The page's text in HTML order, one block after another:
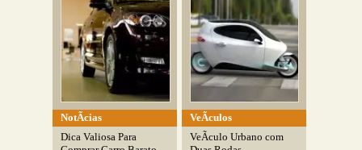
NotÃ­cias
Dica Valiosa Para
VeÃ­culos
VeÃ­culo Urbano com